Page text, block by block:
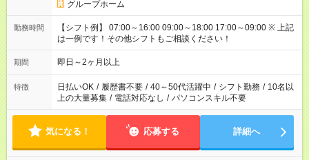
グループホーム
勤務時間
【シフト例】 07:00～16:00 09:00～18:00 17:00～09:00 ※ 上記
は一例です！その他シフトもご相談ください！
期間 即日～2ヶ月以上
特徴 日払いOK / 履歴書不要 / 40～50代活躍中 / シフト勤務 / 10名以
上の大量募集 / 電話対応なし / パソコンスキル不要
気になる！ 応募する 詳細へ